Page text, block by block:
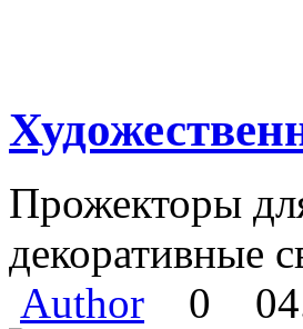
Прожекторы
декоративные
Author
0